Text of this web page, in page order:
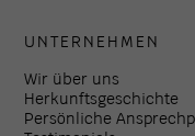
UNTERNEHMEN
Wir über uns
Herkunftsgeschichte
Persönliche